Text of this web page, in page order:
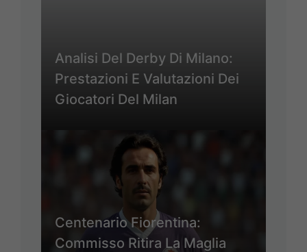
Analisi Del Derby Di Milano:
Prestazioni E Valutazioni Dei
Giocatori Del Milan
Centenario Fiorentina:
Commisso Ritira La Maglia